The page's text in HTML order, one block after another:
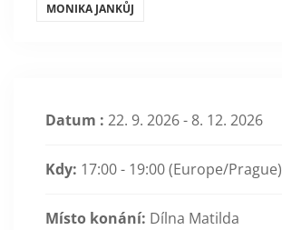
MONIKA JANKŮJ
Datum : 22. 9. 2026 - 8. 12. 2026
Kdy: 17:00 - 19:00(Europe/Prague)
Místo konání: Dílna Matilda